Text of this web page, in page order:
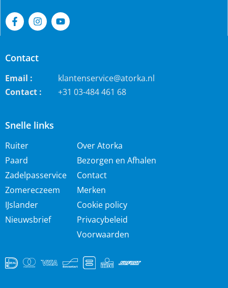
Snelle links
Ruiter
Paard
Zadelpasservice
Zomereczeem
IJslander
Nieuwsbrief
Over Atorka
Bezorgen en Afhalen
Contact
Merken
Cookie policy
Privacybeleid
Voorwaarden
Contact
Email :
klantenservice@atorka.nl
Contact :
+31 03-484 461 68